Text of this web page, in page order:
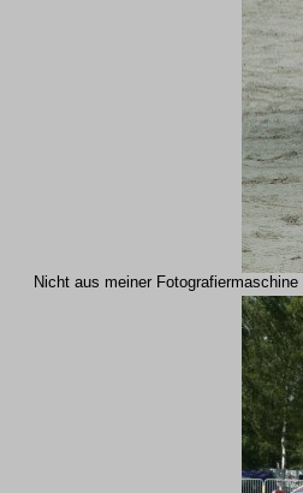
Nicht aus meiner